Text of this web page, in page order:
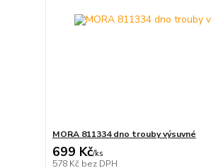
MORA 811334 dno trouby výsuvné
699 Kč/ks
578 Kč bez DPH